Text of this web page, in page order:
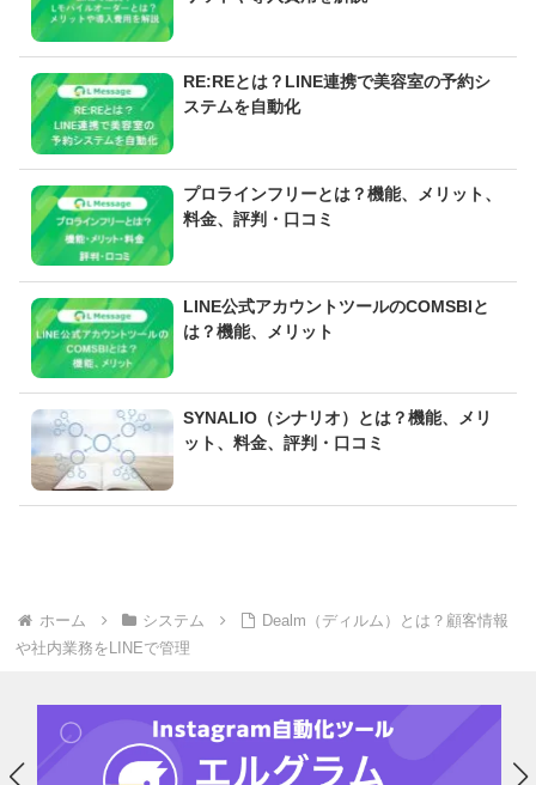
RE:REとは？LINE連携で美容室の予約シ
ステムを自動化
プロラインフリーとは？機能、メリット、
料金、評判・口コミ
LINE公式アカウントツールのCOMSBIと
は？機能、メリット
SYNALIO（シナリオ）とは？機能、メリ
ット、料金、評判・口コミ
ホーム システム
Dealm（ディルム）とは？顧客情報
や社内業務をLINEで管理